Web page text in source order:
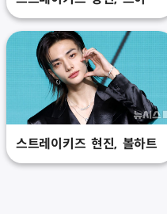
스트레이키즈 현진, 볼하트